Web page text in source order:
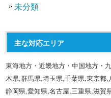
未分類
主な対応エリア
東海地方・近畿地方・中国地方
木県,群馬県,埼玉県,千葉県,東京都
静岡県,愛知県,名古屋,三重県,滋賀